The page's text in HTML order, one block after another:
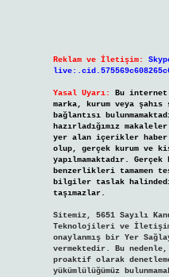
Reklam ve İletişim:
Yasal Uyarı:
Bu
marka, kurum veya
bağlantısı
hazırladığımız
yer alan içerikler haber
olup, gerçek kurum ve
yapılmamaktadır.
benzerlikleri tamamen
bilgiler taslak
taşımazlar.
Sitemiz, 5651 Sayılı
Teknolojileri ve İletişim
onaylanmış bir Yer
vermektedir. Bu
proaktif olarak
yükümlülüğümüz